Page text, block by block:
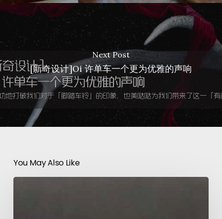
Next Post
[新奇设计]Oi 许单车一个更为优雅的声响
You May Also Like